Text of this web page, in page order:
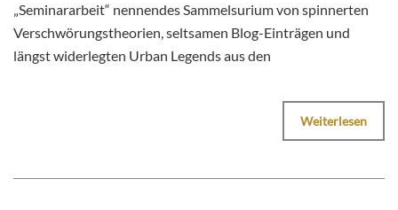
„Seminararbeit“ nennendes Sammelsurium von spinnerten
Verschwörungstheorien, seltsamen Blog-Einträgen und
längst widerlegten Urban Legends aus den
Weiterlesen